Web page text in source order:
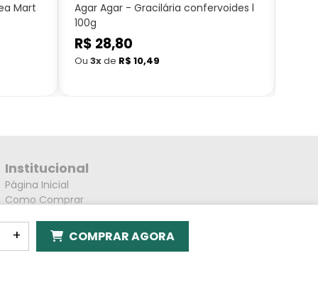
+ COMPRAR AGORA
Mart
Agar Agar - Gracilária confervoides l
100g
Preço
normal
R$ 28,80
Ou 3xde R$ 10,49
Institucional
Página Inicial
Como Comprar
Política de Reembolso
Política de Privacidade